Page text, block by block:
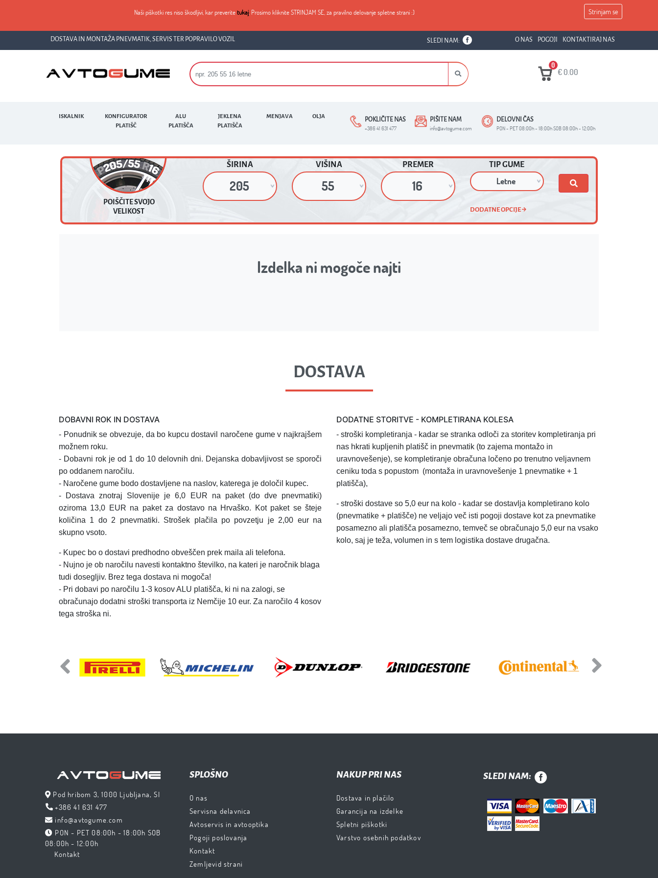
Naši piškotki res niso škodljivi, kar preveritetukaj. Prosimo kliknite STRINJAM SE, za pravilno delovanje spletne strani :) Strinjam se
DOSTAVA IN MONTAŽA PNEVMATIK, SERVIS TER POPRAVILO VOZIL SLEDI NAM: O NAS POGOJI KONTAKTIRAJ NAS
0
€0.00
ISKALNIK
KONFIGURATOR
PLATIŠČ
ALU
PLATIŠČA
JEKLENA
PLATIŠČA
MENJAVA OLJA POKLIČITE NAS
+386 41 631 477
PIŠITE NAM
info@avtogume.com
DELOVNI ČAS
PON - PET 08:00h - 18:00h SOB 08:00h - 12:00h
POIŠČITE SVOJO
VELIKOST
ŠIRINA VIŠINA PREMER TIP GUME
DODATNE OPCIJE
Izdelka ni mogoče najti
DOSTAVA
DOBAVNI ROK IN DOSTAVA
- Ponudnik se obvezuje, da bo kupcu dostavil naročene gume v najkrajšem
možnem roku.
- Dobavni rok je od 1 do 10 delovnih dni. Dejanska dobavljivost se sporoči
po oddanem naročilu.
- Naročene gume bodo dostavljene na naslov, katerega je določil kupec.
- Dostava znotraj Slovenije je 6,0 EUR na paket (do dve pnevmatiki)
oziroma 13,0 EUR na paket za dostavo na Hrvaško.
Kot paket se šteje
količina 1 do 2 pnevmatiki. Strošek plačila po povzetju je 2,00 eur na
skupno vsoto.
- Kupec bo o dostavi predhodno obveščen prek maila ali telefona.
- Nujno je ob naročilu navesti kontaktno številko, na kateri je naročnik blaga
tudi dosegljiv. Brez tega dostava ni mogoča!
- Pri dobavi po naročilu 1-3 kosov ALU platišča, ki ni na zalogi, se
obračunajo dodatni stroški transporta iz Nemčije 10 eur. Za naročilo 4 kosov
tega stroška ni.
DODATNE STORITVE - KOMPLETIRANA KOLESA
- stroški kompletiranja - kadar se stranka odloči za storitev kompletiranja pri
nas hkrati kupljenih platišč in pnevmatik (to zajema montažo in
uravnovešenje), se kompletiranje obračuna ločeno po trenutno veljavnem
ceniku toda s popustom (montaža in uravnovešenje 1 pnevmatike + 1
platišča),
- stroški dostave so 5,0 eur na kolo - kadar se dostavlja kompletirano kolo
(pnevmatike + platišče) ne veljajo več isti pogoji dostave kot za pnevmatike
posamezno ali platišča posamezno, temveč se obračunajo 5,0 eur na vsako
kolo, saj je teža, volumen in s tem logistika dostave drugačna.
Previous
Next
Pod hribom 3, 1000 Ljubljana, SI
+386 41 631 477
info@avtogume.com
PON - PET 08:00h - 18:00h SOB
08:00h - 12:00h
Kontakt
SPLOŠNO
O nas
Servisna delavnica
Avtoservis in avtooptika
Pogoji poslovanja
Kontakt
Zemljevid strani
NAKUP PRI NAS
Dostava in plačilo
Garancija na izdelke
Spletni piškotki
Varstvo osebnih podatkov
SLEDI NAM: